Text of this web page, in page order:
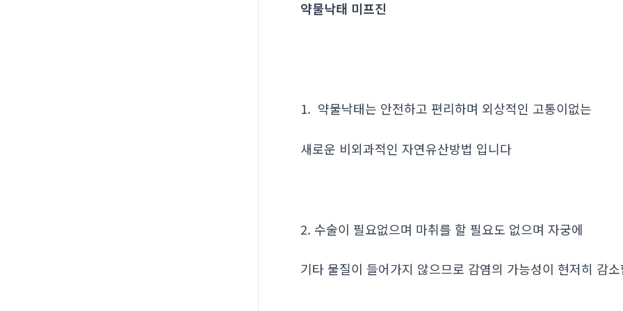
약물낙태 미프진
1. 약물낙태는 안전하고 편리하며 외상적인 고통이없는
새로운 비외과적인 자연유산방법 입니다
2. 수술이 필요없으며 마취를 할 필요도 없으며 자궁에
기타 물질이 들어가지 않으므로 감염의 가능성이 현저히 감